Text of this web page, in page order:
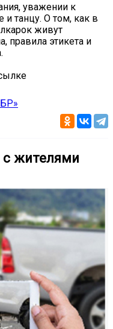
уважении к
танцу. О том, как в
живут
правила этикета и
с жителями